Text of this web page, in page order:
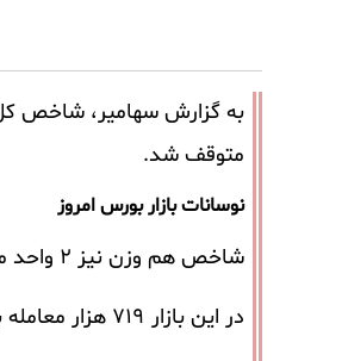
متوقف شد.
نوسانات بازار بورس امروز
شاخص هم وزن نیز ۲ واحد مثبت شد و در کانال ۴۷۵ هزار و ۴۱۷ واحدی رشد پیدا کرد.
در این بازار ۷۱۹ هزار معامله به ارزش ۸۹ هزار و ۹۲۱ میلیارد ریال صورت گرفت.